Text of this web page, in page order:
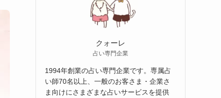
クォーレ
占い専門企業
1994年創業の占い専門企業です。専属占
い師70名以上、一般のお客さま・企業さ
ま向けにさまざまな占いサービスを提供